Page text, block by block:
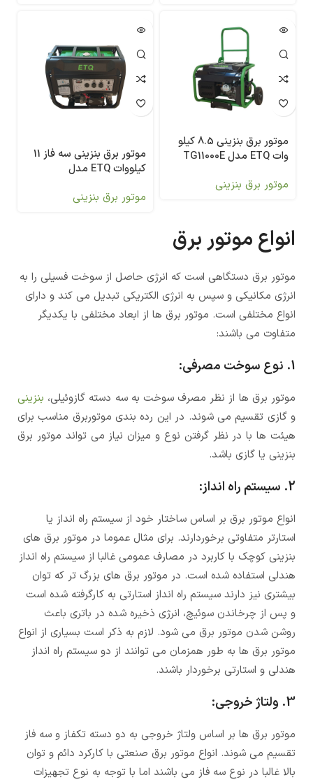
موتور برق بنزینی 8.5 کیلو
وات ETQ مدل TG11000E
موتور برق بنزینی
موتور برق بنزینی سه فاز 11
کیلووات ETQ مدل
موتور برق بنزینی
انواع موتور برق
موتور برق دستگاهی است که انرژی حاصل از سوخت فسیلی را به
انرژی مکانیکی و سپس به انرژی الکتریکی تبدیل می کند و دارای
انواع مختلفی است. موتور برق ها از ابعاد مختلفی با یکدیگر
متفاوت می باشند:
1. نوع سوخت مصرفی:
موتور برق ها از نظر مصرف سوخت به سه دسته گازوئیلی، بنزینی
و گازی تقسیم می شوند. در این رده بندی موتوربرق مناسب برای
هیئت ها با در نظر گرفتن نوع و میزان نیاز می تواند موتور برق
بنزینی یا گازی باشد.
2. سیستم راه انداز:
انواع موتور برق بر اساس ساختار خود از سیستم راه انداز یا
استارتر متفاوتی برخوردارند. برای مثال عموما در موتور برق های
بنزینی کوچک با کاربرد در مصارف عمومی غالبا از سیستم راه انداز
هندلی استفاده شده است. در موتور برق های بزرگ تر که توان
بیشتری نیز دارند سیستم راه انداز استارتی به کارگرفته شده است
و پس از چرخاندن سوئیچ، انرژی ذخیره شده در باتری باعث
روشن شدن موتور برق می شود. لازم به ذکر است بسیاری از انواع
موتور برق ها به طور همزمان می توانند از دو سیستم راه انداز
هندلی و استارتی برخوردار باشند.
3. ولتاژ خروجی:
موتور برق ها بر اساس ولتاژ خروجی به دو دسته تکفاز و سه فاز
تقسیم می شوند. انواع موتور برق صنعتی با کارکرد دائم و توان
بالا غالبا در نوع سه فاز می باشند اما با توجه به نوع تجهیزات